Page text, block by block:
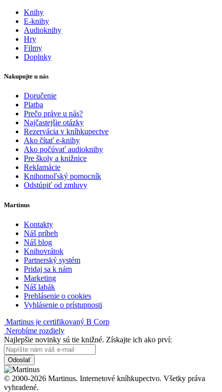
Knihy
E-knihy
Audioknihy
Hry
Filmy
Doplnky
Nakupujte u nás
Doručenie
Platba
Prečo práve u nás?
Najčastejšie otázky
Rezervácia v kníhkupectve
Ako čítať e-knihy
Ako počúvať audioknihy
Pre školy a knižnice
Reklamácie
Knihomoľský pomocník
Odstúpiť od zmluvy
Martinus
Kontakty
Náš príbeh
Náš blog
Knihovrátok
Partnerský systém
Pridaj sa k nám
Marketing
Náš labák
Prehlásenie o cookies
Vyhlásenie o prístupnosti
Martinus je certifikovaný B Corp
Nerobíme rozdiely
Najlepšie novinky sú tie knižné. Získajte ich ako prví:
Odoslať
© 2000-2026 Martinus. Internetové kníhkupectvo. Všetky práva
vyhradené.